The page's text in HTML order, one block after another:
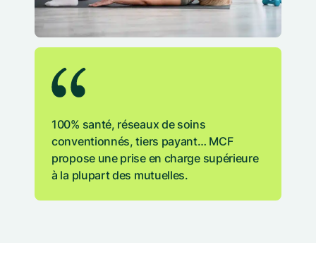
100% santé, réseaux de soins
conventionnés, tiers payant… MCF
propose une prise en charge supérieure
à la plupart des mutuelles.